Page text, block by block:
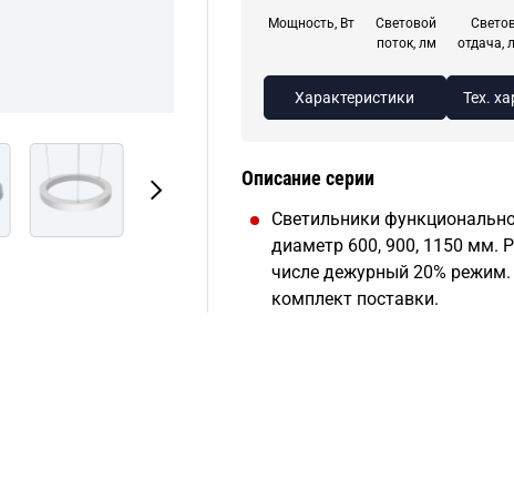
Мощность, Вт
Световой
поток, лм
отдача,
Характеристики Тех.
Описание серии
Светильники
диаметр 600, 900, 1150 мм.
числе дежурный 20% режим.
комплект поставки.